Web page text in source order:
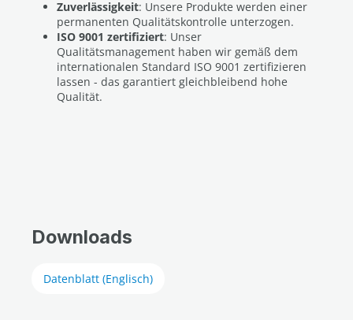
Zuverlässigkeit: Unsere Produkte werden einer
permanenten Qualitätskontrolle unterzogen.
ISO 9001 zertifiziert: Unser
Qualitätsmanagement haben wir gemäß dem
internationalen Standard ISO 9001 zertifizieren
lassen - das garantiert gleichbleibend hohe
Qualität.
Downloads
Datenblatt (Englisch)